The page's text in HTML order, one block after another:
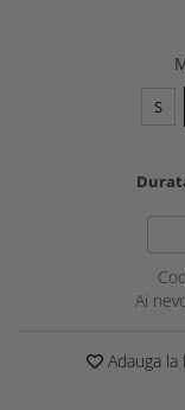
S
Ai
Adauga la